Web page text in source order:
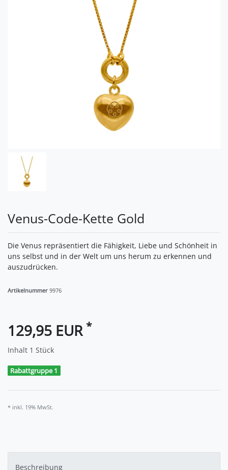
Venus-Code-Kette Gold
Die Venus repräsentiert die Fähigkeit, Liebe und Schönheit in
uns selbst und in der Welt um uns herum zu erkennen und
auszudrücken.
Artikelnummer 9976
129,95 EUR *
Inhalt 1 Stück
Rabattgruppe 1
* inkl. 19% MwSt.
Beschreibung